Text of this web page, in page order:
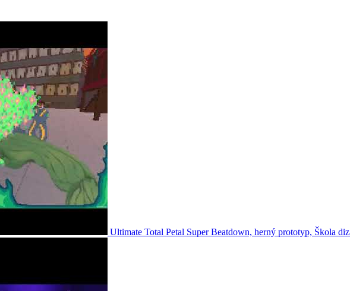
Ultimate Total Petal Super Beatdown, herný prototyp, Škola